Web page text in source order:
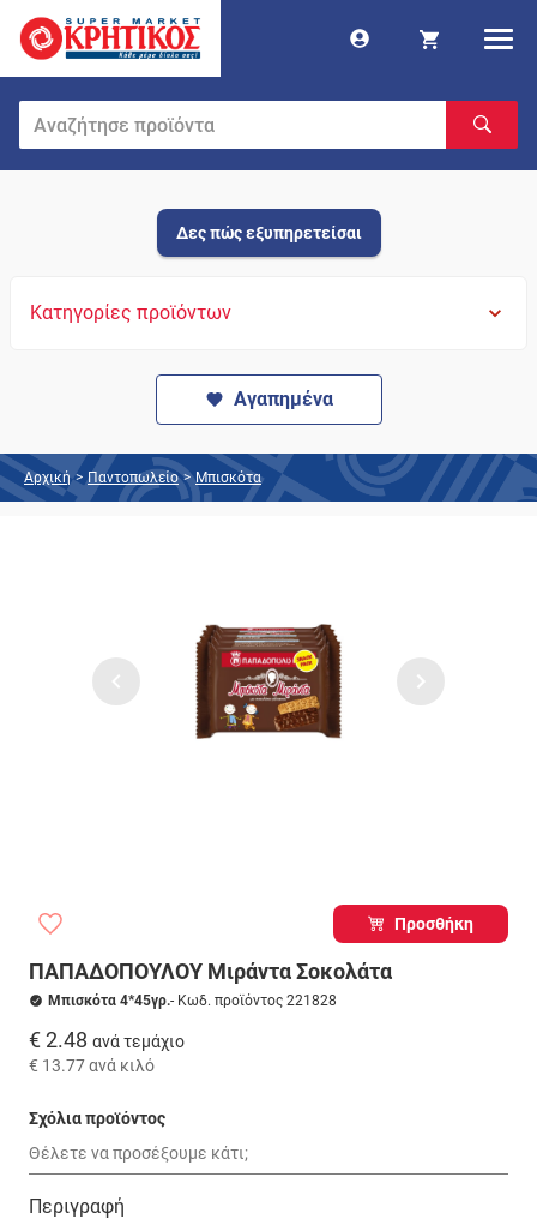
Δες πώς εξυπηρετείσαι
Κατηγορίες προϊόντων
Αγαπημένα
Αρχική > Παντοπωλείο > Μπισκότα
Προσθήκη
ΠΑΠΑΔΟΠΟΥΛΟΥ Μιράντα Σοκολάτα
Μπισκότα 4*45γρ.- Κωδ. προϊόντος 221828
€ 2.48 ανά τεμάχιο
€ 13.77ανά κιλό
Σχόλια προϊόντος
Περιγραφή